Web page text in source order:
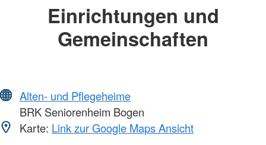
Einrichtungen und
Gemeinschaften
Alten- und Pflegeheime
BRK Seniorenheim Bogen
Karte: Link zur Google Maps Ansicht